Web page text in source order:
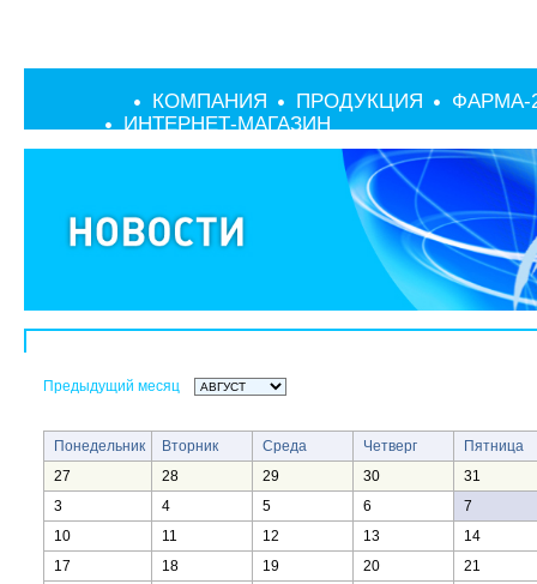
КОМПАНИЯ ПРОДУКЦИЯ
ФАРМА-
ИНТЕРНЕТ-МАГАЗИН
Предыдущий месяц
Понедельник Вторник Среда Четверг
Пятница
27
28 29 30
31
3
4 5 6
7
10
11 12 13
14
17
18 19 20
21